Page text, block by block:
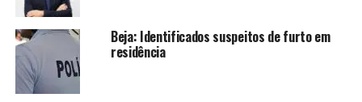
Beja: Identificados suspeitos de furto em
residência